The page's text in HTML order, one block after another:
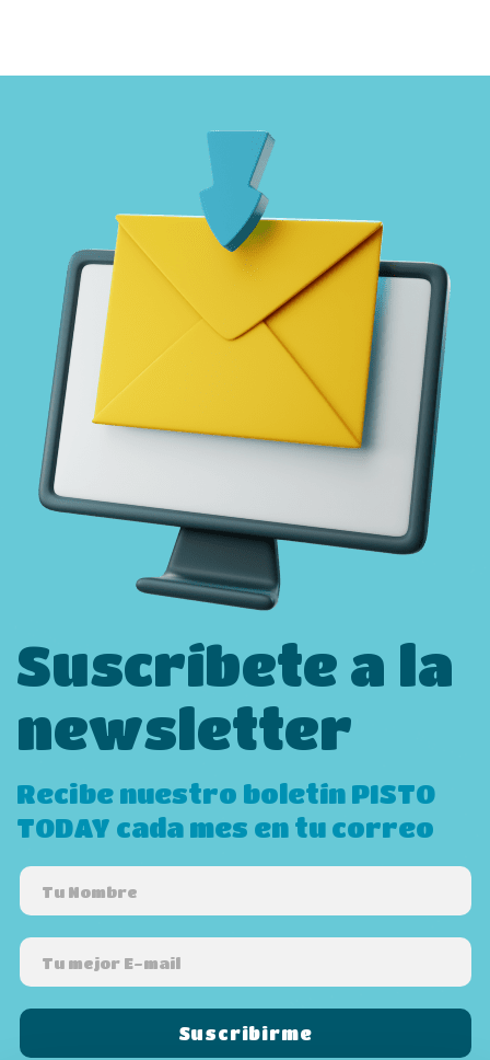
Suscríbete a la
newsletter
Recibe nuestro boletín PISTO
TODAY cada mes en tu correo